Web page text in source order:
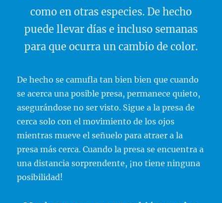
como en otras especies. De hecho
puede llevar días e incluso semanas
para que ocurra un cambio de color.
De hecho se camufla tan bien bien que cuando
se acerca una posible presa, permanece quieto,
asegurándose no ser visto. Sigue a la presa de
cerca solo con el movimiento de los ojos
mientras mueve el señuelo para atraer a la
presa más cerca. Cuando la presa se encuentra a
una distancia sorprendente, ¡no tiene ninguna
posibilidad!